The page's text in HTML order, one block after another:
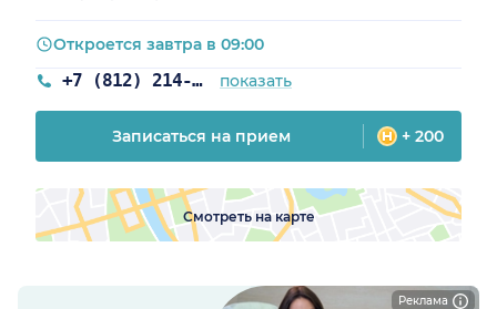
Реклама
+7 (812) 214-59-31 показать
Откроется завтра в 09:00
Записаться на прием + 200
Смотреть на карте